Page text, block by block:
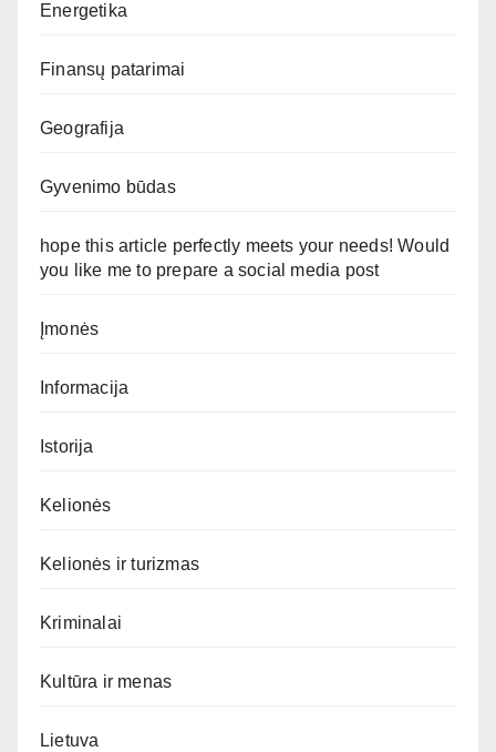
Energetika
Finansų patarimai
Geografija
Gyvenimo būdas
hope this article perfectly meets your needs! Would
you like me to prepare a social media post
Įmonės
Informacija
Istorija
Kelionės
Kelionės ir turizmas
Kriminalai
Kultūra ir menas
Lietuva